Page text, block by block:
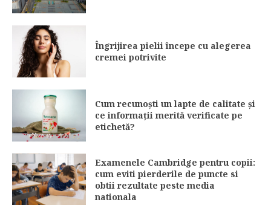
Îngrijirea pielii începe cu alegerea
cremei potrivite
Cum recunoști un lapte de calitate și
ce informații merită verificate pe
etichetă?
Examenele Cambridge pentru copii:
cum eviti pierderile de puncte si
obtii rezultate peste media
nationala